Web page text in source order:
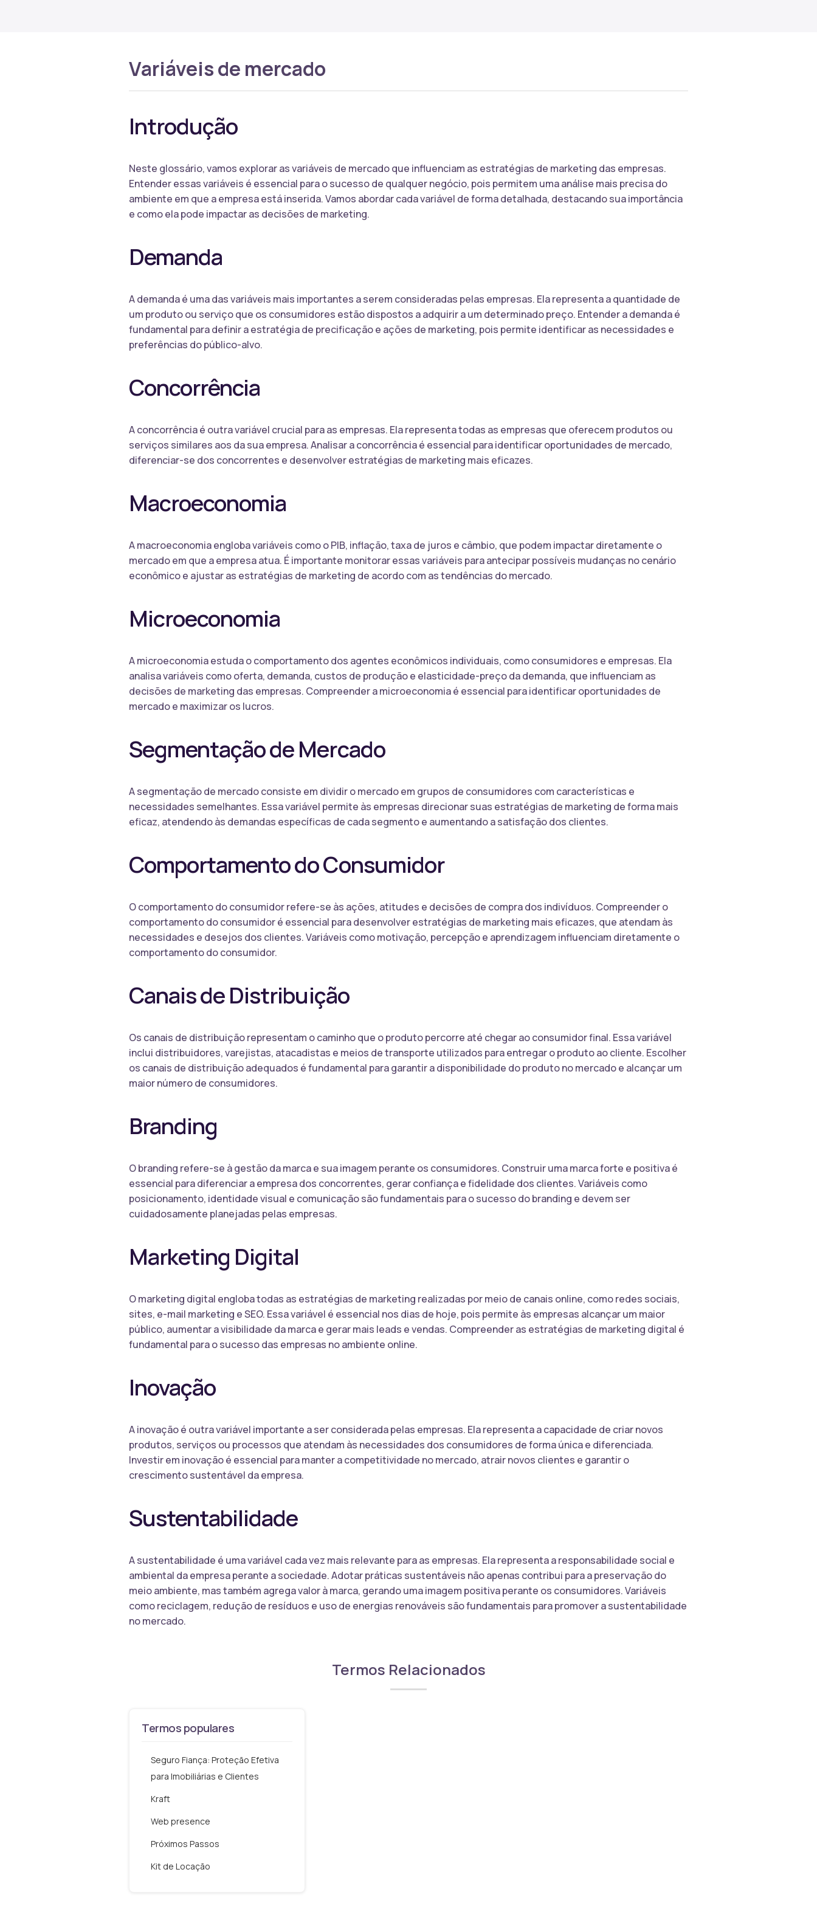
Variáveis de mercado
Introdução
Neste glossário, vamos explorar as variáveis de mercado que influenciam as estratégias de marketing das empresas.
Entender essas variáveis é essencial para o sucesso de qualquer negócio, pois permitem uma análise mais precisa do
ambiente em que a empresa está inserida. Vamos abordar cada variável de forma detalhada, destacando sua importância
e como ela pode impactar as decisões de marketing.
Demanda
A demanda é uma das variáveis mais importantes a serem consideradas pelas empresas. Ela representa a quantidade de
um produto ou serviço que os consumidores estão dispostos a adquirir a um determinado preço. Entender a demanda é
fundamental para definir a estratégia de precificação e ações de marketing, pois permite identificar as necessidades e
preferências do público-alvo.
Concorrência
A concorrência é outra variável crucial para as empresas. Ela representa todas as empresas que oferecem produtos ou
serviços similares aos da sua empresa. Analisar a concorrência é essencial para identificar oportunidades de mercado,
diferenciar-se dos concorrentes e desenvolver estratégias de marketing mais eficazes.
Macroeconomia
A macroeconomia engloba variáveis como o PIB, inflação, taxa de juros e câmbio, que podem impactar diretamente o
mercado em que a empresa atua. É importante monitorar essas variáveis para antecipar possíveis mudanças no cenário
econômico e ajustar as estratégias de marketing de acordo com as tendências do mercado.
Microeconomia
A microeconomia estuda o comportamento dos agentes econômicos individuais, como consumidores e empresas. Ela
analisa variáveis como oferta, demanda, custos de produção e elasticidade-preço da demanda, que influenciam as
decisões de marketing das empresas. Compreender a microeconomia é essencial para identificar oportunidades de
mercado e maximizar os lucros.
Segmentação de Mercado
A segmentação de mercado consiste em dividir o mercado em grupos de consumidores com características e
necessidades semelhantes. Essa variável permite às empresas direcionar suas estratégias de marketing de forma mais
eficaz, atendendo às demandas específicas de cada segmento e aumentando a satisfação dos clientes.
Comportamento do Consumidor
O comportamento do consumidor refere-se às ações, atitudes e decisões de compra dos indivíduos. Compreender o
comportamento do consumidor é essencial para desenvolver estratégias de marketing mais eficazes, que atendam às
necessidades e desejos dos clientes. Variáveis como motivação, percepção e aprendizagem influenciam diretamente o
comportamento do consumidor.
Canais de Distribuição
Os canais de distribuição representam o caminho que o produto percorre até chegar ao consumidor final. Essa variável
inclui distribuidores, varejistas, atacadistas e meios de transporte utilizados para entregar o produto ao cliente. Escolher
os canais de distribuição adequados é fundamental para garantir a disponibilidade do produto no mercado e alcançar um
maior número de consumidores.
Branding
O branding refere-se à gestão da marca e sua imagem perante os consumidores. Construir uma marca forte e positiva é
essencial para diferenciar a empresa dos concorrentes, gerar confiança e fidelidade dos clientes. Variáveis como
posicionamento, identidade visual e comunicação são fundamentais para o sucesso do branding e devem ser
cuidadosamente planejadas pelas empresas.
Marketing Digital
O marketing digital engloba todas as estratégias de marketing realizadas por meio de canais online, como redes sociais,
sites, e-mail marketing e SEO. Essa variável é essencial nos dias de hoje, pois permite às empresas alcançar um maior
público, aumentar a visibilidade da marca e gerar mais leads e vendas. Compreender as estratégias de marketing digital é
fundamental para o sucesso das empresas no ambiente online.
Inovação
A inovação é outra variável importante a ser considerada pelas empresas. Ela representa a capacidade de criar novos
produtos, serviços ou processos que atendam às necessidades dos consumidores de forma única e diferenciada.
Investir em inovação é essencial para manter a competitividade no mercado, atrair novos clientes e garantir o
crescimento sustentável da empresa.
Sustentabilidade
A sustentabilidade é uma variável cada vez mais relevante para as empresas. Ela representa a responsabilidade social e
ambiental da empresa perante a sociedade. Adotar práticas sustentáveis não apenas contribui para a preservação do
meio ambiente, mas também agrega valor à marca, gerando uma imagem positiva perante os consumidores. Variáveis
como reciclagem, redução de resíduos e uso de energias renováveis são fundamentais para promover a sustentabilidade
no mercado.
Termos Relacionados
Termos populares
Seguro Fiança: Proteção Efetiva
para Imobiliárias e Clientes
Kraft
Web presence
Próximos Passos
Kit de Locação